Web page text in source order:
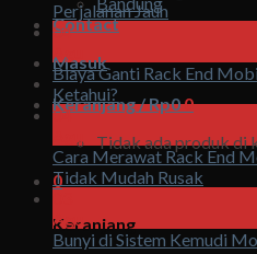
Contact
Masuk
Keranjang /Rp00
Tidak ada produk di
0
Keranjang
Perjalanan Jauh
04
Agu
Biaya Ganti Rack End
Ketahui?
04
Cara Merawat Rack End
Tidak Mudah Rusak
Agu
Bunyi di Sistem Kemudi